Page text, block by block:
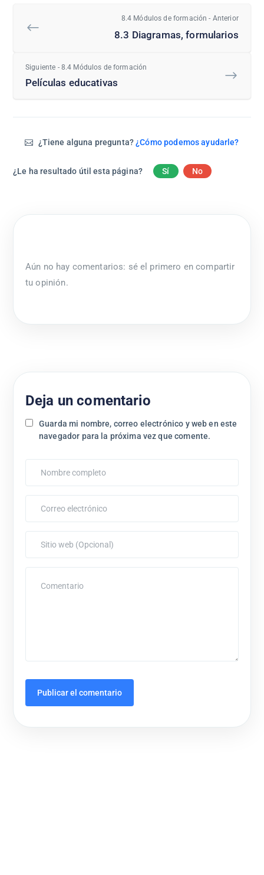
8.4 Módulos de formación - Anterior
8.3 Diagramas, formularios
Siguiente - 8.4 Módulos de formación
Películas educativas
¿Tiene alguna pregunta?¿Cómo podemos ayudarle?
¿Le ha resultado útil esta página? Sí No
Aún no hay comentarios: sé el primero en compartir
tu opinión.
Deja un comentario
Guarda mi nombre, correo electrónico y web en este
navegador para la próxima vez que comente.